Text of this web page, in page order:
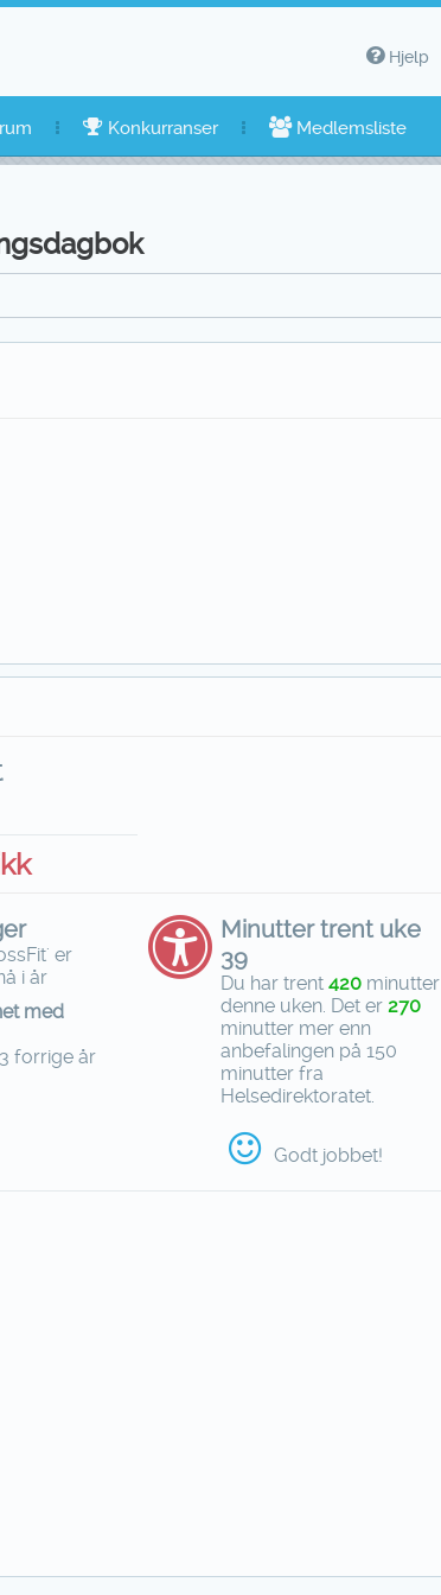
Hjelp
Konkurranser Medlemsliste
er
i år
med
forrige år
Minutter trent uke
39
Du har trent420 minutter
denne uken. Det er270
minutter mer enn
anbefalingen på 150
minutter fra
Helsedirektoratet.
Godt jobbet!